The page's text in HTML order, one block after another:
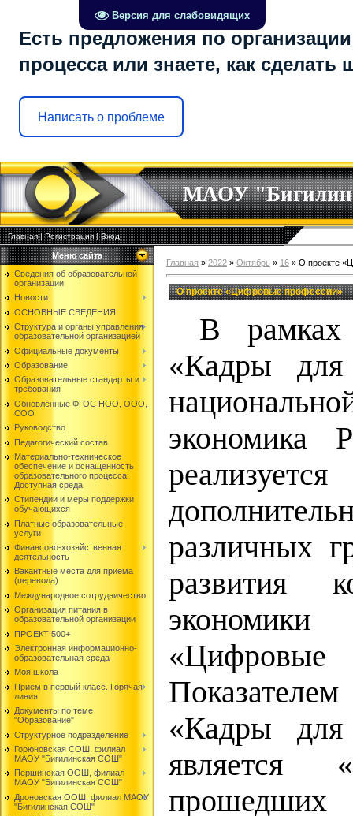
Версия для слабовидящих
Есть предложения по
процесса или знаете, как сделать
Написать о проблеме
МАОУ
Главная|Регистрация|Вход
Меню сайта
Сведения об образовательной
организации
Новости
ОСНОВНЫЕ СВЕДЕНИЯ
Структура и органы управления
образовательной организацией
Официальные документы
Образование
Образовательные стандарты и
требования
Обновленные ФГОС НОО, ООО,
СОО
Руководство
Педагогический состав
Материально-техническое
обеспечение и оснащенность
образовательного процесса.
Доступная среда
Стипендии и меры поддержки
обучающихся
Платные образовательные
услуги
Финансово-хозяйственная
деятельность
Вакантные места для приема
(перевода)
Международное сотрудничество
Организация питания в
образовательной организации
ПРОЕКТ 500+
Электронная информационно-
образовательная среда
Моя школа
Прием в первый класс. Горячая
линия
Документы по теме
"Образование"
Структурное подразделение
Горюновская СОШ, филиал
МАОУ "Бигилинская СОШ"
Першинская ООШ, филиал
МАОУ "Бигилинская СОШ"
Дроновская ООШ, филиал МАОУ
"Бигилинская СОШ"
Главная » 2022 » Октябрь » 16 » О проекте
О проекте «Цифровые профессии»
В рамках
«Кадры для
экономика
различных
развития
«Кадры для
является